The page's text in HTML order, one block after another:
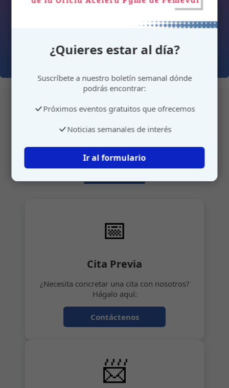
Atención personalizada
Gestione su cita o envíenos sus sugerencias de
manera rápida y sencilla.
📅
Cita Previa
¿Necesita concretar una cita con nosotros?
Hágalo aquí:
Contáctenos
📨
¿Quieres estar al día?
Suscríbete a nuestro boletín semanal dónde
podrás encontrar:
Próximos eventos gratuitos que ofrecemos
Noticias semanales de interés
Ir al formulario